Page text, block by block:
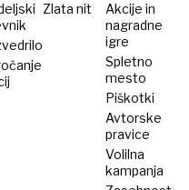
Zlata nit
Akcije in
nagradne
igre
Spletno
mesto
Piškotki
Avtorske
pravice
Volilna
kampanja